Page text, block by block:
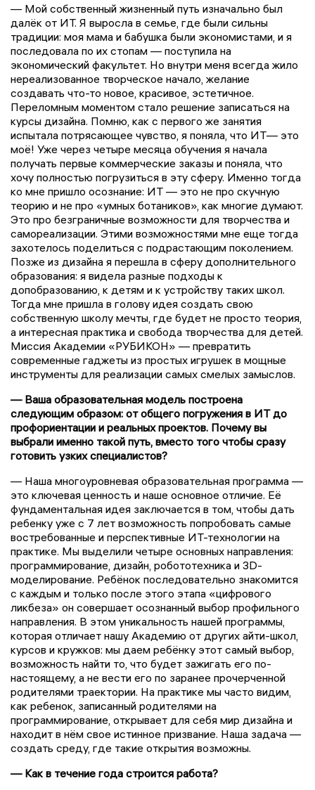
— Мой собственный жизненный путь изначально был
далёк от ИТ. Я выросла в семье, где были сильны
традиции: моя мама и бабушка были экономистами, и я
последовала по их стопам — поступила на
экономический факультет. Но внутри меня всегда жило
нереализованное творческое начало, желание
создавать что-то новое, красивое, эстетичное.
Переломным моментом стало решение записаться на
курсы дизайна. Помню, как с первого же занятия
испытала потрясающее чувство, я поняла, что ИТ— это
моё! Уже через четыре месяца обучения я начала
получать первые коммерческие заказы и поняла, что
хочу полностью погрузиться в эту сферу. Именно тогда
ко мне пришло осознание: ИТ — это не про скучную
теорию и не про «умных ботаников», как многие думают.
Это про безграничные возможности для творчества и
самореализации. Этими возможностями мне еще тогда
захотелось поделиться с подрастающим поколением.
Позже из дизайна я перешла в сферу дополнительного
образования: я видела разные подходы к
допобразованию, к детям и к устройству таких школ.
Тогда мне пришла в голову идея создать свою
собственную школу мечты, где будет не просто теория,
а интересная практика и свобода творчества для детей.
Миссия Академии «РУБИКОН» — превратить
современные гаджеты из простых игрушек в мощные
инструменты для реализации самых смелых замыслов.
— Ваша образовательная модель построена
следующим образом: от общего погружения в ИТ до
профориентации и реальных проектов. Почему вы
выбрали именно такой путь, вместо того чтобы сразу
готовить узких специалистов?
— Наша многоуровневая образовательная программа —
это ключевая ценность и наше основное отличие. Её
фундаментальная идея заключается в том, чтобы дать
ребенку уже с 7 лет возможность попробовать самые
востребованные и перспективные ИТ-технологии на
практике. Мы выделили четыре основных направления:
программирование, дизайн, робототехника и 3D-
моделирование. Ребёнок последовательно знакомится
с каждым и только после этого этапа «цифрового
ликбеза» он совершает осознанный выбор профильного
направления. В этом уникальность нашей программы,
которая отличает нашу Академию от других айти-школ,
курсов и кружков: мы даем ребёнку этот самый выбор,
возможность найти то, что будет зажигать его по-
настоящему, а не вести его по заранее прочерченной
родителями траектории. На практике мы часто видим,
как ребенок, записанный родителями на
программирование, открывает для себя мир дизайна и
находит в нём свое истинное призвание. Наша задача —
создать среду, где такие открытия возможны.
— Как в течение года строится работа?